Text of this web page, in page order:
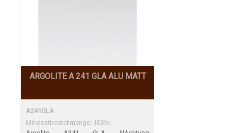
ARGOLITE A 241 GLA ALU MATT
A241GLA
Mindestbestellmenge: 10Stk.